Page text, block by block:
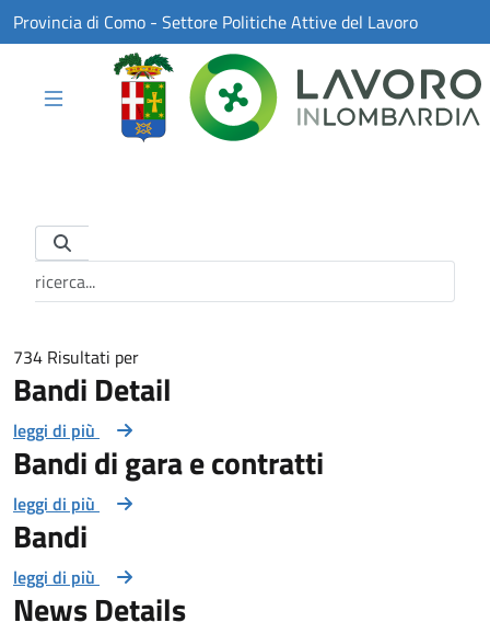
Skip to Main Content
Provincia di Como - Settore Politiche Attive del Lavoro
Barra di ricerca
734 Risultati per
Bandi Detail
leggi di più
Bandi di gara e contratti
leggi di più
Bandi
leggi di più
News Details